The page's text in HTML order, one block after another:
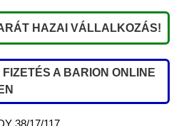
HAZAI VÁLLALKOZÁS!
FIZETÉS A BARION ONLINE